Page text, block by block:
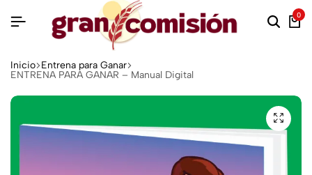
0
Inicio Entrena para Ganar
ENTRENA PARA GANAR – Manual Digital